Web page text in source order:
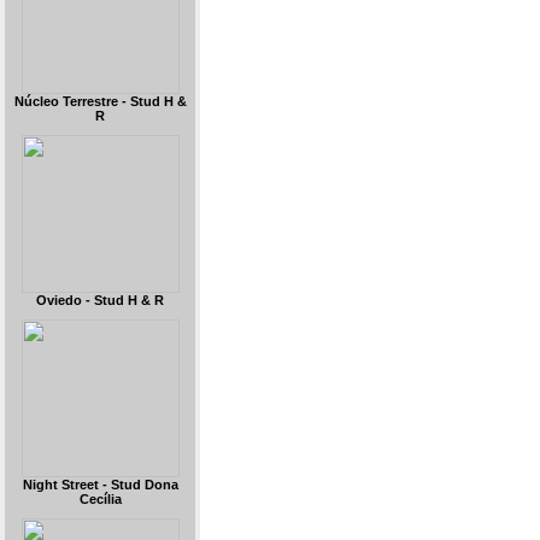
Núcleo Terrestre - Stud H &
R
Oviedo - Stud H & R
Night Street - Stud Dona
Cecília